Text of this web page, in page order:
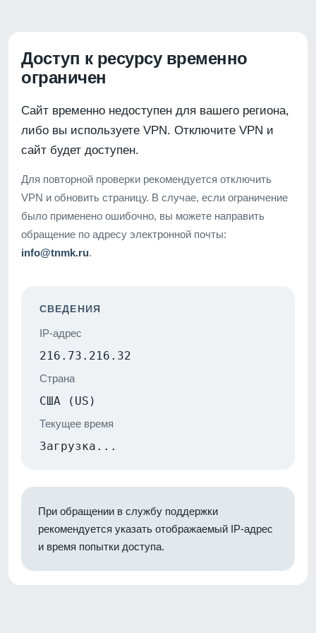
Доступ к ресурсу временно
ограничен
Сайт временно недоступен для вашего региона,
либо вы используете VPN. Отключите VPN и
сайт будет доступен.
Для повторной проверки рекомендуется отключить
VPN и обновить страницу. В случае, если ограничение
было применено ошибочно, вы можете направить
обращение по адресу электронной почты:
info@tnmk.ru.
СВЕДЕНИЯ
IP-адрес
216.73.216.32
Страна
США (US)
Текущее время
Загрузка...
При обращении в службу поддержки
рекомендуется указать отображаемый IP-адрес
и время попытки доступа.